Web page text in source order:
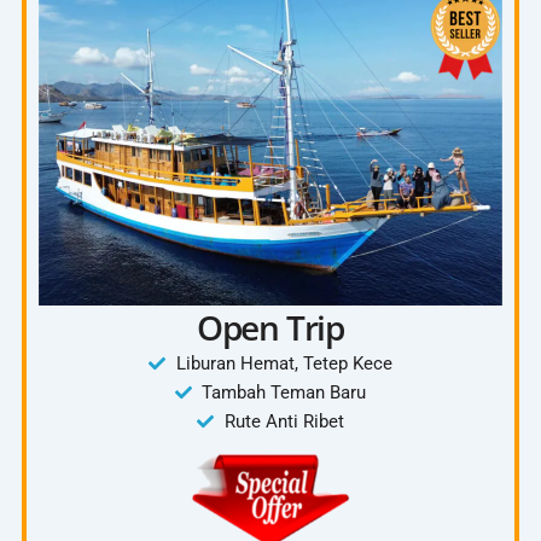
Tanya Paket 4D3N
Chek Out dari Waerebo
Kembali ke Labuan Bajo
Included :
Mobil Innova
Tiket Waerebo
Penginapan Waerebo
Ojek
4 kali makan
Tiket Pesawat
Pengeluaran Pribadi
Open Trip
Liburan Hemat, Tetep Kece
Tambah Teman Baru
Rute Anti Ribet